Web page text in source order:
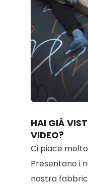
Unmute
HAI GIÀ
VIDEO?
Ci piace
Presentano i
nostra